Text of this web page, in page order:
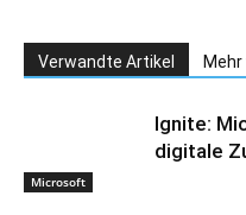
Verwandte Artikel
Microsoft
Ignite:
digitale